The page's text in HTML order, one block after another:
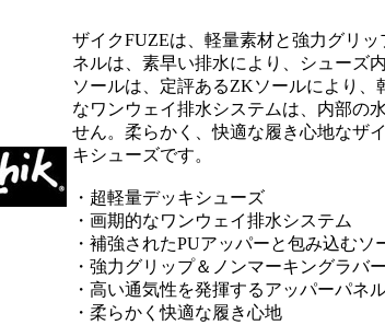
ザイクFUZEは、軽量素材と強力グリ
ネルは、素早い排水により、シューズ
ソールは、定評あるZKソールにより
なワンウェイ排水システムは、内部の
せん。柔らかく、快適な履き心地なザ
キシューズです。
・超軽量デッキシューズ
・画期的なワンウェイ排水システム
・補強されたPUアッパーと包み込むソ
・強力グリップ＆ノンマーキングラバ
・高い通気性を発揮するアッパーパネ
・柔らかく快適な履き心地